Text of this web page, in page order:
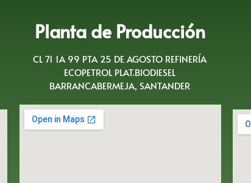
Planta de Producción
CL 71 1A 99 PTA 25 DE AGOSTO REFINERÍA
ECOPETROL PLAT.BIODIESEL
BARRANCABERMEJA, SANTANDER